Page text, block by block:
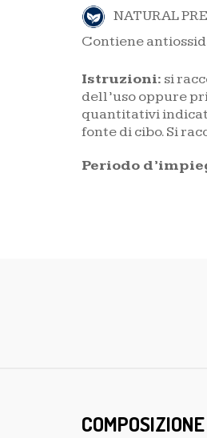
NATURAL
Contiene
Istruzioni: si
dell’uso oppure
quantitativi
fonte di cibo. Si
Periodo
COMPOSIZIONE